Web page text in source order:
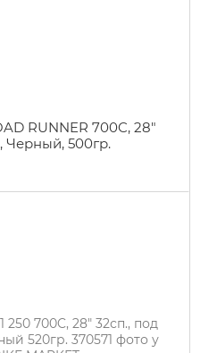
RUNNER 700C, 28"
Черный, 500гр.